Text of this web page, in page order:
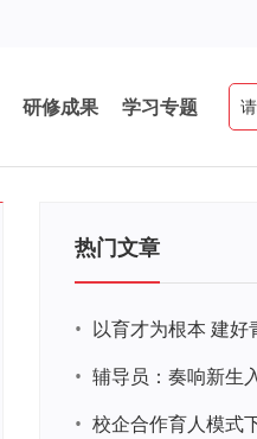
研修成果 学习专题
热门文章
• 以育才为根本 建好
• 辅导员：奏响新生
•